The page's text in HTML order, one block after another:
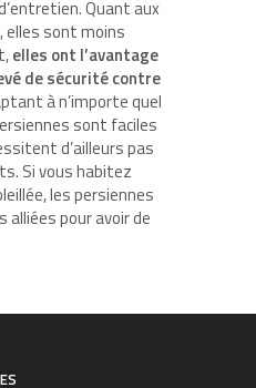
Quant aux
elles sont moins
elles ont l’avantage
de sécurité contre
à n’importe quel
sont faciles
d’ailleurs pas
Si vous habitez
les persiennes
alliées pour avoir de